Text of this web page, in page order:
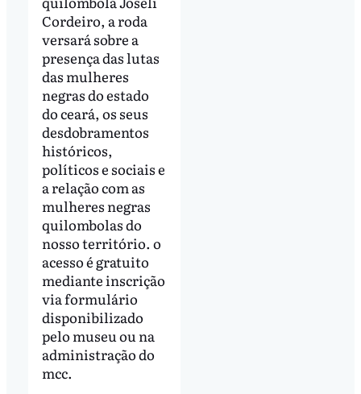
Cordeiro, a roda
versará sobre a
presença das lutas
das mulheres
negras do estado
do ceará, os seus
desdobramentos
históricos,
políticos e sociais e
a relação com as
mulheres negras
quilombolas do
nosso território. o
acesso é gratuito
mediante inscrição
via formulário
disponibilizado
pelo museu ou na
administração do
mcc.